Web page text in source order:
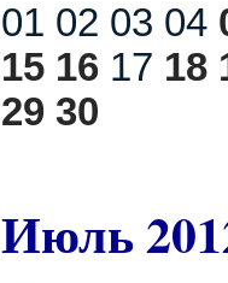
01 02 03 04
15 1617 18
29 30
Июль